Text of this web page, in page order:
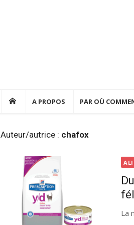
A PROPOS PAR OÙ
Auteur/autrice : chafox
La